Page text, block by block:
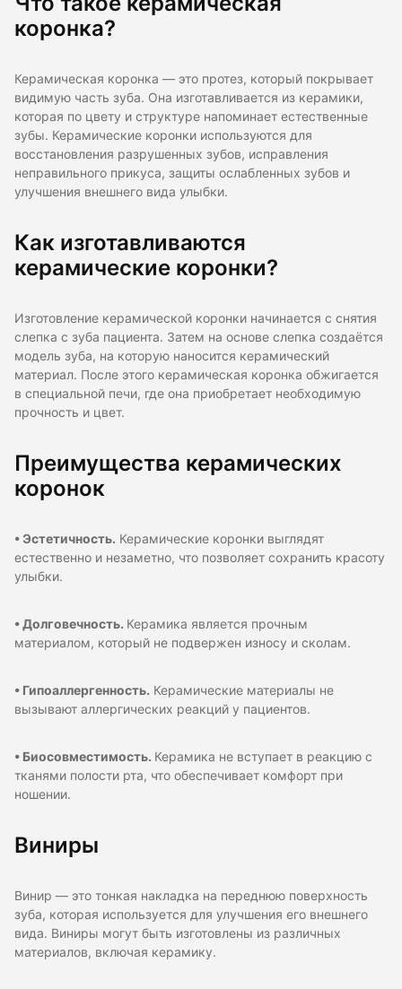
коронка?
Керамическая коронка — это протез, который покрывает
видимую часть зуба. Она изготавливается из керамики,
которая по цвету и структуре напоминает естественные
зубы. Керамические коронки используются для
восстановления разрушенных зубов, исправления
неправильного прикуса, защиты ослабленных зубов и
улучшения внешнего вида улыбки.
Как изготавливаются
керамические коронки?
Изготовление керамической коронки начинается с снятия
слепка с зуба пациента. Затем на основе слепка создаётся
модель зуба, на которую наносится керамический
материал. После этого керамическая коронка обжигается
в специальной печи, где она приобретает необходимую
прочность и цвет.
Преимущества керамических
коронок
• Эстетичность. Керамические коронки выглядят
естественно и незаметно, что позволяет сохранить красоту
улыбки.
• Долговечность. Керамика является прочным
материалом, который не подвержен износу и сколам.
• Гипоаллергенность. Керамические материалы не
вызывают аллергических реакций у пациентов.
• Биосовместимость. Керамика не вступает в реакцию с
тканями полости рта, что обеспечивает комфорт при
ношении.
Виниры
Винир — это тонкая накладка на переднюю поверхность
зуба, которая используется для улучшения его внешнего
вида. Виниры могут быть изготовлены из различных
материалов, включая керамику.